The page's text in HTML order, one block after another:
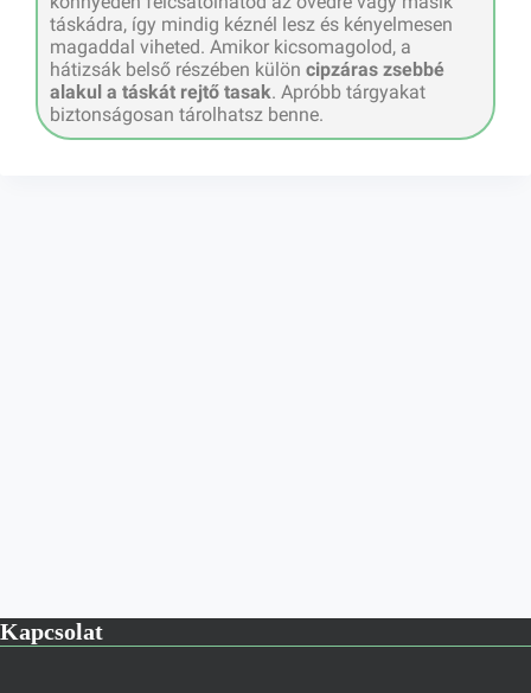
táskádra, így mindig kéznél lesz és kényelmesen
magaddal viheted. Amikor kicsomagolod, a
hátizsák belső részében külön cipzáras zsebbé
alakul a táskát rejtő tasak. Apróbb tárgyakat
biztonságosan tárolhatsz benne.
Kapcsolat